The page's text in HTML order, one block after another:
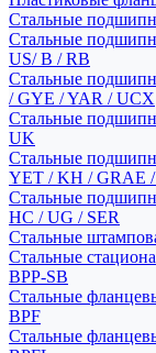
Стальные
Стальные
US/ B / RB
Стальные
/ GYE / YAR / UCX
Стальные
UK
Стальные
YET / KH / GRAE
Стальные
HC / UG / SER
Стальные
Стальные
BPP-SB
Стальные
BPF
Стальные